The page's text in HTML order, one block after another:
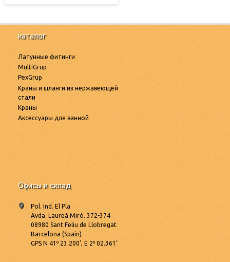
каталог
Латунные фитинги
MultiGrup
PexGrup
Краны и шланги из нержавеющей
стали
Краны
Аксессуары для ванной
Офисы и склад
Pol. Ind. El Pla
Avda. Laureà Miró. 372-374
08980 Sant Feliu de Llobregat
Barcelona (Spain)
GPS N 41º 23.200’, E 2º 02.361’